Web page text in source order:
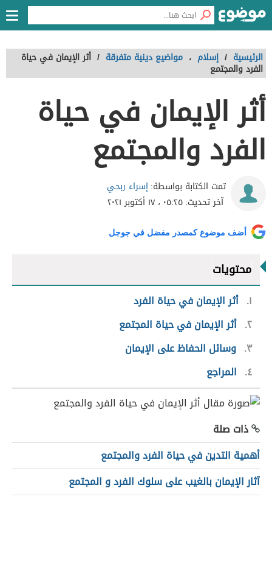
الرئيسية / إسلام ، مواضيع دينية متفرقة / أثر الإيمان في حياة
الفرد والمجتمع
أثر الإيمان في حياة
الفرد والمجتمع
تمت الكتابة بواسطة:إسراء ربحي
آخر تحديث:٠٥:٢٥ ، ١٧ أكتوبر ٢٠٢١
أضف موضوع كمصدر مفضل في جوجل
محتويات
١ أثر الإيمان في حياة الفرد
٢ أثر الإيمان في حياة المجتمع
٣ وسائل الحفاظ على الإيمان
٤
المراجع
ذات صلة
أهمية التدين في حياة الفرد والمجتمع
آثار الإيمان بالغيب على سلوك الفرد و المجتمع